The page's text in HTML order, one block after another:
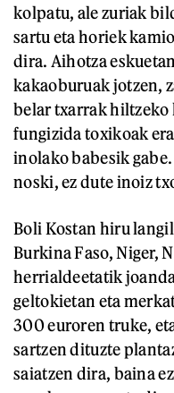
kolpatu, ale zuriak
sartu eta horiek
dira. Aihotza
kakaoburuak jotzen,
belar txarrak hiltzeko
fungizida toxikoak
inolako babesik
noski, ez dute inoiz
Boli Kostan hiru
Burkina Faso, Niger,
herrialdeetatik
geltokietan eta
300 euroren truke,
sartzen dituzte
saiatzen dira, baina